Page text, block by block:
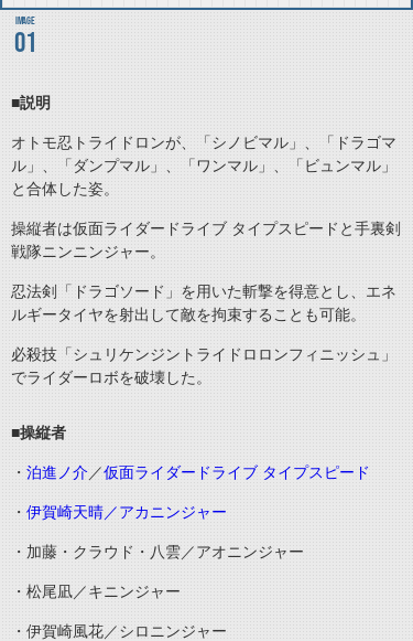
01
■説明
オトモ忍トライドロンが、「シノビマル」、「ドラゴマ
ル」、「ダンプマル」、「ワンマル」、「ビュンマル」
と合体した姿。
操縦者は仮面ライダードライブ タイプスピードと手裏剣
戦隊ニンニンジャー。
忍法剣「ドラゴソード」を用いた斬撃を得意とし、エネ
ルギータイヤを射出して敵を拘束することも可能。
必殺技「シュリケンジントライドロロンフィニッシュ」
でライダーロボを破壊した。
■操縦者
・ 泊進ノ介／仮面ライダードライブ タイプスピード
・ 伊賀崎天晴／アカニンジャー
・加藤・クラウド・八雲／アオニンジャー
・松尾凪／キニンジャー
・伊賀崎風花／シロニンジャー